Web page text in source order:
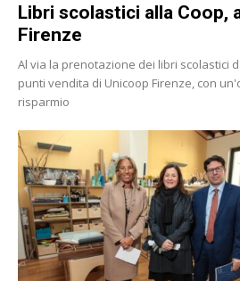
Libri scolastici alla Coop,
Firenze
Al via la prenotazione dei libri scolastici
punti vendita di Unicoop Firenze, con
risparmio